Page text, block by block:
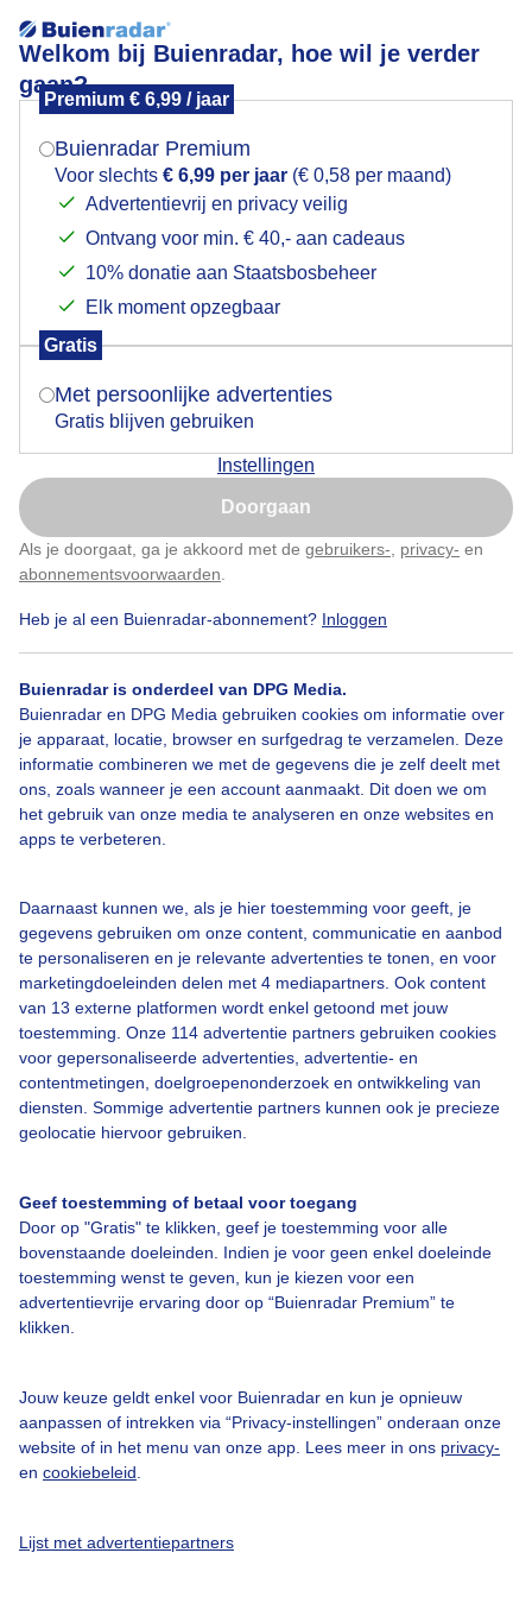
Welkom bij Buienradar, hoe wil je verder
gaan?
Premium € 6,99 / jaar
Buienradar Premium
Voor slechts € 6,99 per jaar (€ 0,58 per maand)
Advertentievrij en privacy veilig
Ontvang voor min. € 40,- aan cadeaus
10% donatie aan Staatsbosbeheer
Elk moment opzegbaar
Gratis
Met persoonlijke advertenties
Gratis blijven gebruiken
Instellingen
Doorgaan
Als je doorgaat, ga je akkoord met de gebruikers- privacy- en
abonnementsvoorwaarden
Heb je al een Buienradar-abonnement? Inloggen
Buienradar is onderdeel van DPG Media.
Buienradar en DPG Media gebruiken cookies om informatie over
je apparaat, locatie, browser en surfgedrag te verzamelen. Deze
informatie combineren we met de gegevens die je zelf deelt met
ons, zoals wanneer je een account aanmaakt. Dit doen we om
het gebruik van onze media te analyseren en onze websites en
apps te verbeteren.
Daarnaast kunnen we, als je hier toestemming voor geeft, je
gegevens gebruiken om onze content, communicatie en aanbod
te personaliseren en je relevante advertenties te tonen, en voor
marketingdoeleinden delen met 4 mediapartners. Ook content
van 13 externe platformen wordt enkel getoond met jouw
toestemming. Onze 114 advertentie partners gebruiken cookies
voor gepersonaliseerde advertenties, advertentie- en
contentmetingen, doelgroepenonderzoek en ontwikkeling van
diensten. Sommige advertentie partners kunnen ook je precieze
geolocatie hiervoor gebruiken.
Geef toestemming of betaal voor toegang
Door op "Gratis" te klikken, geef je toestemming voor alle
bovenstaande doeleinden. Indien je voor geen enkel doeleinde
toestemming wenst te geven, kun je kiezen voor een
advertentievrije ervaring door op “Buienradar Premium” te
klikken.
Jouw keuze geldt enkel voor Buienradar en kun je opnieuw
aanpassen of intrekken via “Privacy-instellingen” onderaan onze
website of in het menu van onze app. Lees meer in ons privacy-
en cookiebeleid
Lijst met advertentiepartners
Wolkenvelden
Door: Jolanda Bakker
Bekijk slideshow
Over Buienradar
Bedrijfsgegevens
Veelgestelde vragen
Toegankelijkheid
Gebruikersvoorwaarden
Adverteren
Cookie beleid
Privacy instellingen
Mogen we je locatie gebruiken voor het
Indien je hier nog geen akkoord op hebt gegeven,
verschijnt er zo een pop-up uit je browser waarin
Is goed, toon de popup
Nu niet, misschien later
Klik hierom dit aan te passen